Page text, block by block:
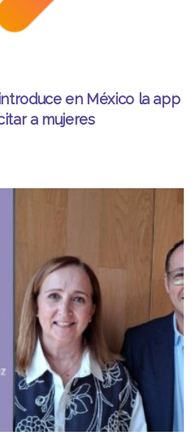
en México la app
a mujeres